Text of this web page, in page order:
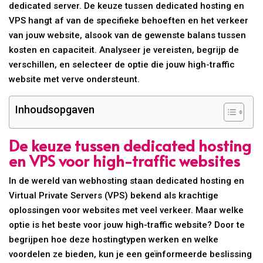
dedicated server. De keuze tussen dedicated hosting en
VPS hangt af van de specifieke behoeften en het verkeer
van jouw website, alsook van de gewenste balans tussen
kosten en capaciteit. Analyseer je vereisten, begrijp de
verschillen, en selecteer de optie die jouw high-traffic
website met verve ondersteunt.
Inhoudsopgaven
De keuze tussen dedicated hosting
en VPS voor high-traffic websites
In de wereld van webhosting staan dedicated hosting en
Virtual Private Servers (VPS) bekend als krachtige
oplossingen voor websites met veel verkeer. Maar welke
optie is het beste voor jouw high-traffic website? Door te
begrijpen hoe deze hostingtypen werken en welke
voordelen ze bieden, kun je een geïnformeerde beslissing